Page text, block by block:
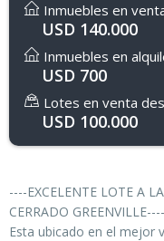
Inmuebles en
USD 140.000
Inmuebles en
USD 700
Lotes en venta
USD 100.000
----EXCELENTE LOTE A
CERRADO
Esta ubicado en el mejor